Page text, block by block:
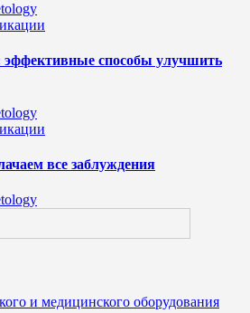
эффективные способы улучшить
все заблуждения
и медицинского оборудования